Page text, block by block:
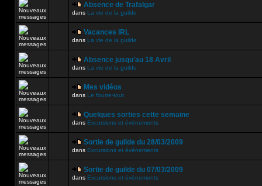
Absence de Trafalgar
dans La vie de la guilde
Vacances IRL
dans La vie de la guilde
Absence jusqu'au 18 Avril
dans La vie de la guilde
Mes vidéos
dans Le fourre-tout
Quelques sorties cette semaine
dans Excursions et évènements
Sortie de guilde du 28/03/2009
dans Excursions et évènements
Sortie de guilde du 07/03/2009
dans Excursions et évènements